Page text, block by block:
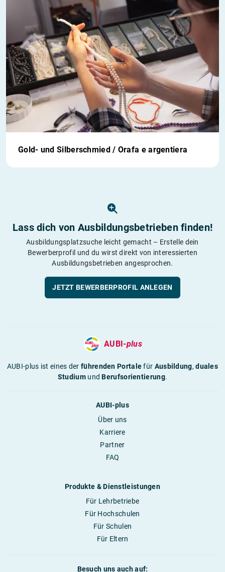
Gold- und Silberschmied / Orafa e argentiera
Lass dich von Ausbildungs­betrieben finden!
Ausbildungsplatzsuche leicht gemacht – Erstelle dein
Bewerberprofil und du wirst direkt von interessierten
Ausbildungsbetrieben angesprochen.
JETZT BEWERBERPROFIL ANLEGEN
AUBI-plus
AUBI-plus ist eines derführenden Portalefür Ausbildung,duales
StudiumundBerufsorientierung.
AUBI-plus
Über uns
Karriere
Partner
FAQ
Produkte & Dienstleistungen
Für Lehrbetriebe
Für Hochschulen
Für Schulen
Für Eltern
Besuch uns auch auf: